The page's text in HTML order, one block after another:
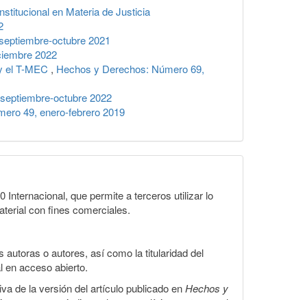
en Materia de Justicia
octubre 2021
2022
el T-MEC , Hechos y Derechos: Número 69,
octubre 2022
49, enero-febrero 2019
que permite a terceros utilizar lo
con fines comerciales.
o autores, así como la titularidad del
en acceso abierto.
de la versión del artículo publicado enHechos y